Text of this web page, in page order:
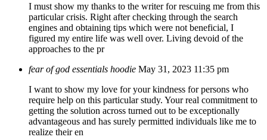
I must show my thanks to the writer for rescuing me from this
particular crisis. Right after checking through the search
engines and obtaining tips which were not beneficial, I
figured my entire life was well over. Living devoid of the
approaches to the pr
fear of god essentials hoodie May 31, 2023 11:35 pm
I want to show my love for your kindness for persons who
require help on this particular study. Your real commitment to
getting the solution across turned out to be exceptionally
advantageous and has surely permitted individuals like me to
realize their en